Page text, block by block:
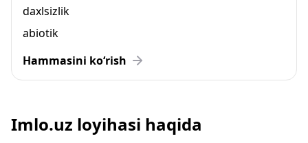
daxlsizlik
abiotik
Hammasini ko‘rish
Imlo.uz loyihasi haqida